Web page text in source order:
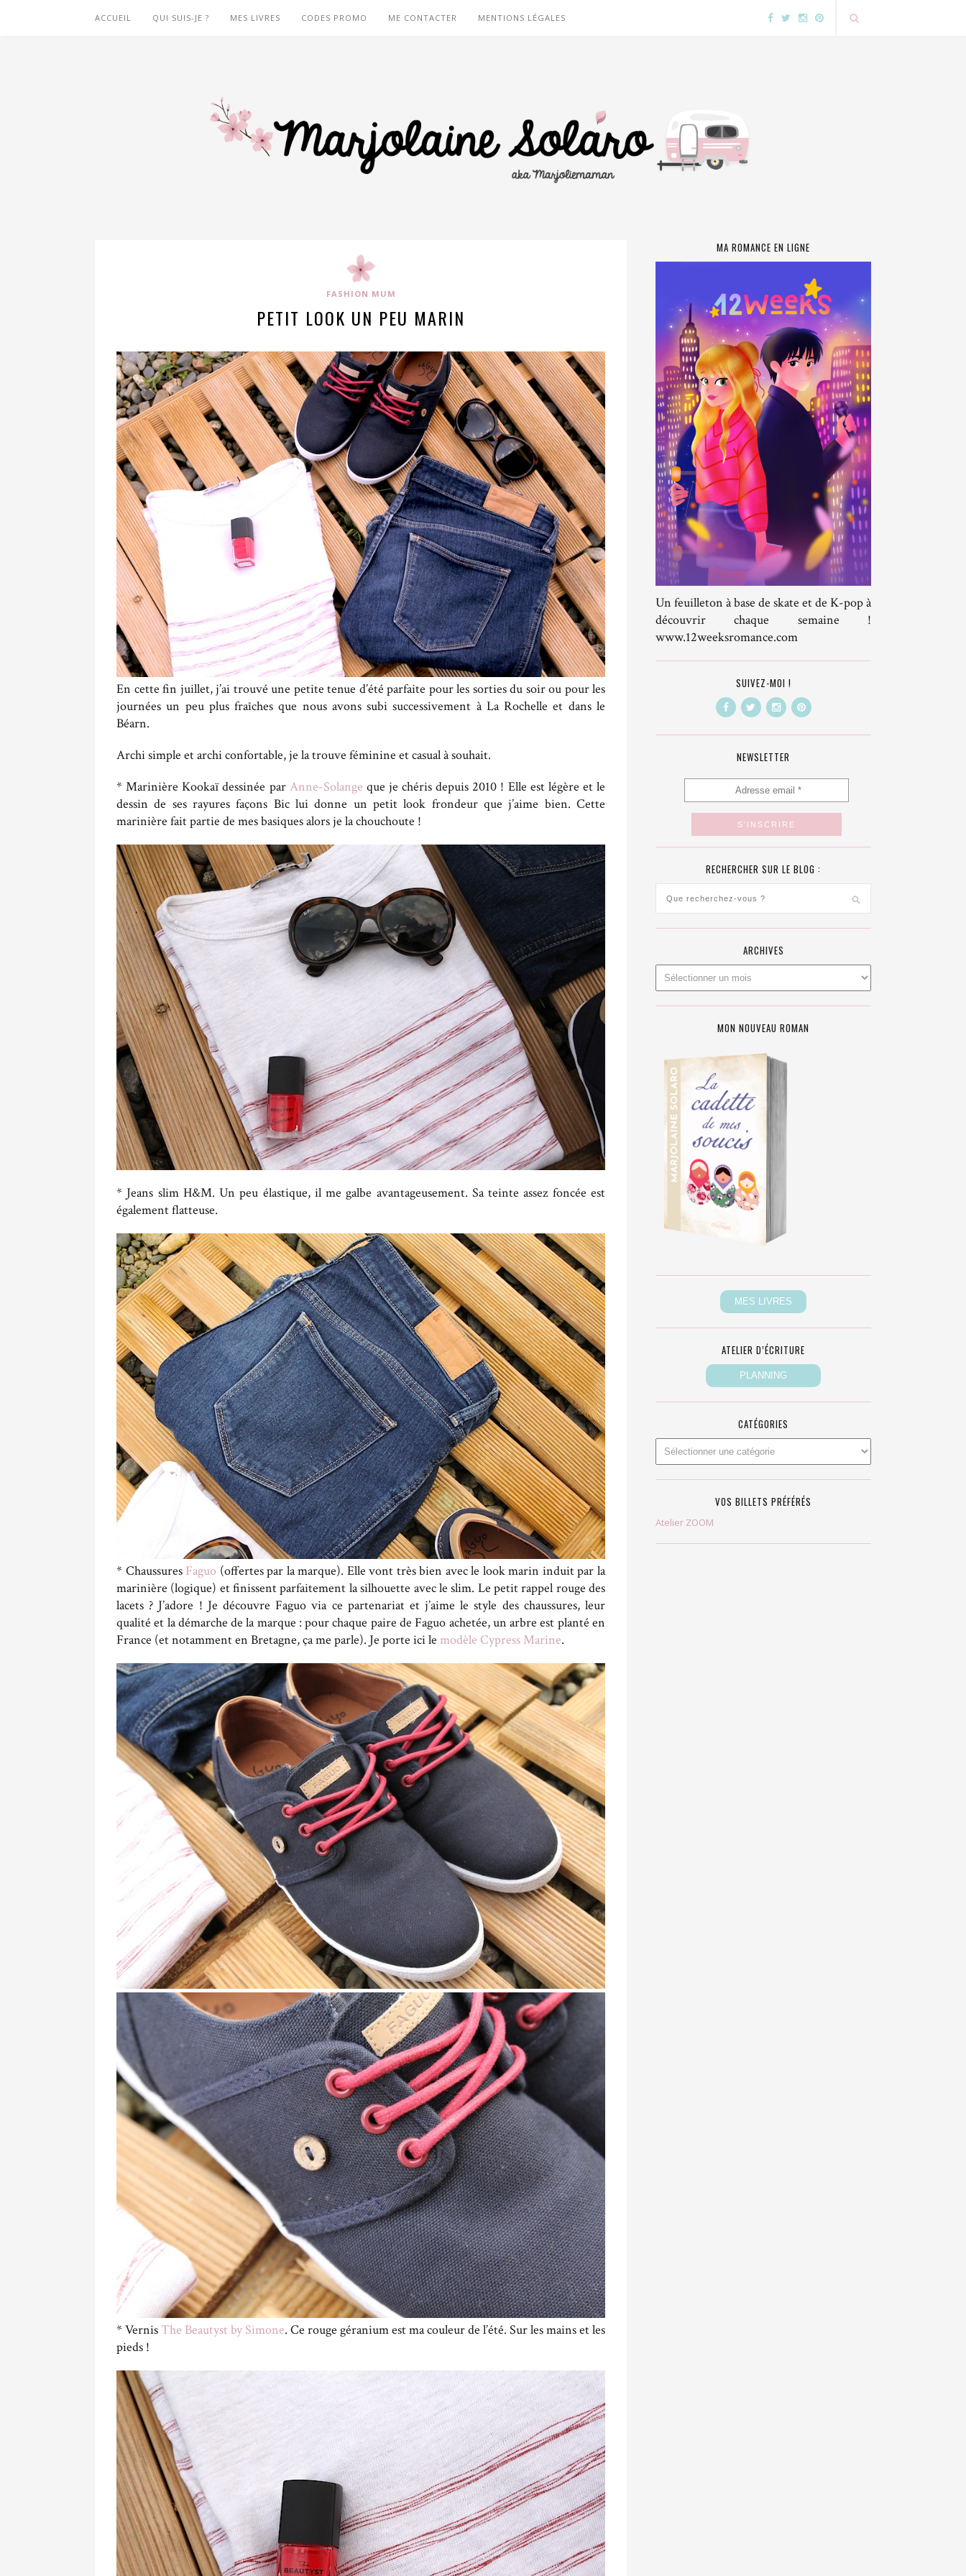
ACCUEIL QUI SUIS-JE ? MES LIVRES CODES PROMO ME CONTACTER MENTIONS LÉGALES
FASHION MUM
PETIT LOOK UN PEU MARIN
En cette fin juillet, j’ai trouvé une petite tenue d’été parfaite pour les sorties du soir ou pour les
journées un peu plus fraîches que nous avons subi successivement à La Rochelle et dans le
Béarn.
Archi simple et archi confortable, je la trouve féminine et casual à souhait.
* Marinière Kookaï dessinée par Anne-Solange que je chéris depuis 2010 ! Elle est légère et le
dessin de ses rayures façons Bic lui donne un petit look frondeur que j’aime bien. Cette
marinière fait partie de mes basiques alors je la chouchoute !
* Jeans slim H&M. Un peu élastique, il me galbe avantageusement. Sa teinte assez foncée est
également flatteuse.
* Chaussures Faguo (offertes par la marque). Elle vont très bien avec le look marin induit par la
marinière (logique) et finissent parfaitement la silhouette avec le slim. Le petit rappel rouge des
lacets ? J’adore ! Je découvre Faguo via ce partenariat et j’aime le style des chaussures, leur
qualité et la démarche de la marque : pour chaque paire de Faguo achetée, un arbre est planté en
France (et notamment en Bretagne, ça me parle). Je porte ici le modèle Cypress Marine.
* VernisThe Beautyst by Simone. Ce rouge géranium est ma couleur de l’été. Sur les mains et les
pieds !
MA ROMANCE EN LIGNE
Un feuilleton à base de skate et de K-pop à
découvrir chaque semaine !
www.12weeksromance.com
SUIVEZ-MOI !
NEWSLETTER
RECHERCHER SUR LE BLOG :
ARCHIVES
MON NOUVEAU ROMAN
ATELIER D’ÉCRITURE
CATÉGORIES
VOS BILLETS PRÉFÉRÉS
Atelier ZOOM